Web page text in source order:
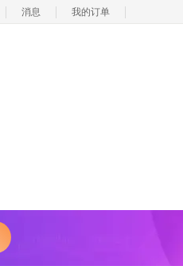
消息 我的订单